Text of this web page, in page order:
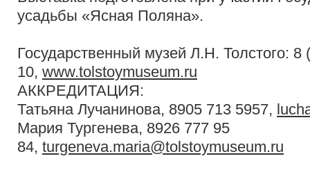
усадьбы «Ясная Поляна».
Государственный музей Л.Н. Толстого: 8
10, www.tolstoymuseum.ru
АККРЕДИТАЦИЯ:
Татьяна Лучанинова, 8905 713 5957,
Мария Тургенева, 8926 777 95
84, turgeneva.maria@tolstoymuseum.ru